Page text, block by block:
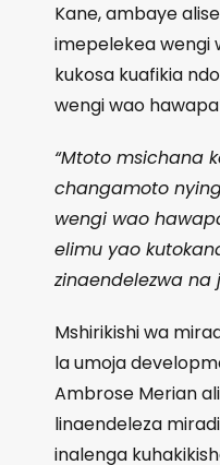
Kane, ambaye
imepelekea wengi
kukosa kuafikia
wengi wao
“Mtoto msichana
changamoto
wengi wao
elimu yao
zinaendelezwa na
Mshirikishi wa
la umoja
Ambrose Merian
linaendeleza
inalenga